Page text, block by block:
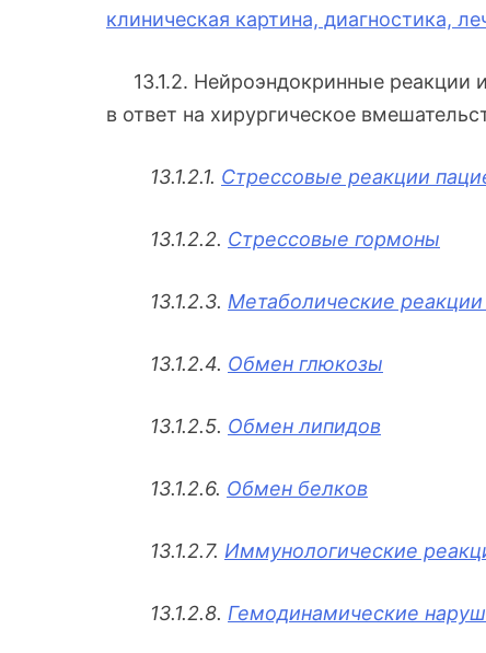
клиническая картина, диагностика,
13.1.2. Нейроэндокринные реакции
в ответ на хирургическое
13.1.2.1. Стрессовые реакции
13.1.2.2. Стрессовые гормоны
13.1.2.3. Метаболические
13.1.2.4. Обмен глюкозы
13.1.2.5. Обмен липидов
13.1.2.6. Обмен белков
13.1.2.7. Иммунологические
13.1.2.8. Гемодинамические